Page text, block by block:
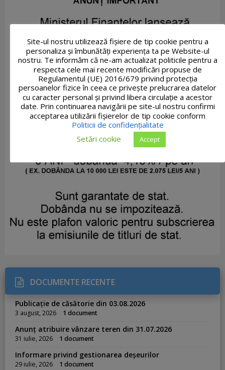
DOCUMENTE RECENTE
Publicație de căsătorie din 03.08.2026
3 august, 2026 1 document
Anunț atribuire vânzare teren din 31.07.2026
31 iulie, 2026 1 document
Informare privind gestionarea deșeurilor
29 iulie, 2026 1 document
Site-ul nostru utilizează fişiere de tip cookie pentru a
personaliza și îmbunătăți experiența ta pe Website-ul
nostru. Te informăm că ne-am actualizat politicile pentru a
respecta cele mai recente modificări propuse de
Regulamentul (UE) 2016/679 privind protecția
persoanelor fizice în ceea ce privește prelucrarea datelor
cu caracter personal și privind libera circulație a acestor
date. Prin continuarea navigării pe site-ul nostru confirmi
acceptarea utilizării fişierelor de tip cookie conform
Politicii de confidențialitate
Setări cookie
Accept